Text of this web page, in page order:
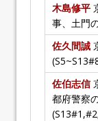
木島修平
事、土門
佐久間誠
佐伯志信
都府警察